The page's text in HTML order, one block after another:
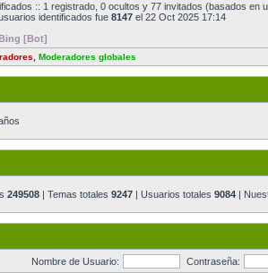
:: 1 registrado, 0 ocultos y 77 invitados (basados en
identificados fue 8147 el 22 Oct 2025 17:14
[Bot]
Moderadores globales
249508 | Temas totales 9247 | Usuarios totales 9084 |
Nombre de Usuario: Contraseña: